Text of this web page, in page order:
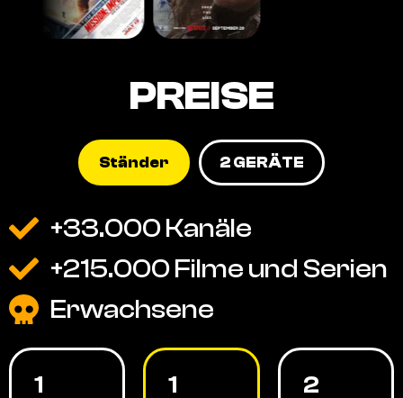
PREISE
Ständer 2 GERÄTE
+33.000 Kanäle
+215.000 Filme und Serien
Erwachsene
1
1
2